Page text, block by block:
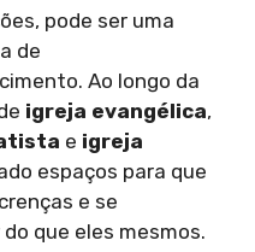
pode ser uma
de
Ao longo da
igreja evangélica,
e igreja
espaços para que
e se
que eles mesmos.